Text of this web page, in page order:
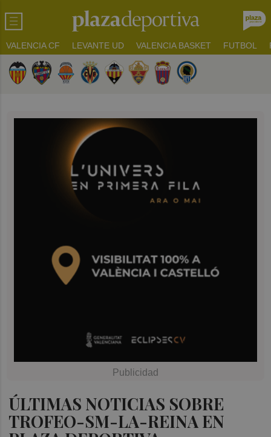
VALENCIA CF LEVANTE UD VALENCIA BASKET FUTBOL
ÚLTIMAS NOTICIAS SOBRE
TROFEO-SM-LA-REINA EN